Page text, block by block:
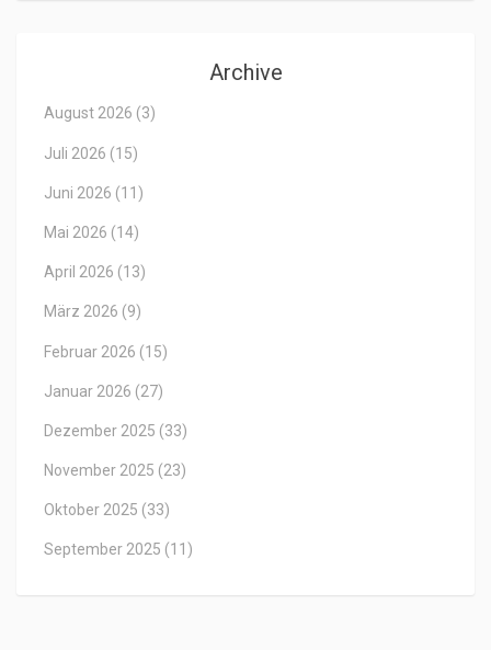
Archive
August 2026 (3)
Juli 2026 (15)
Juni 2026 (11)
Mai 2026 (14)
April 2026 (13)
März 2026 (9)
Februar 2026 (15)
Januar 2026 (27)
Dezember 2025 (33)
November 2025 (23)
Oktober 2025 (33)
September 2025 (11)